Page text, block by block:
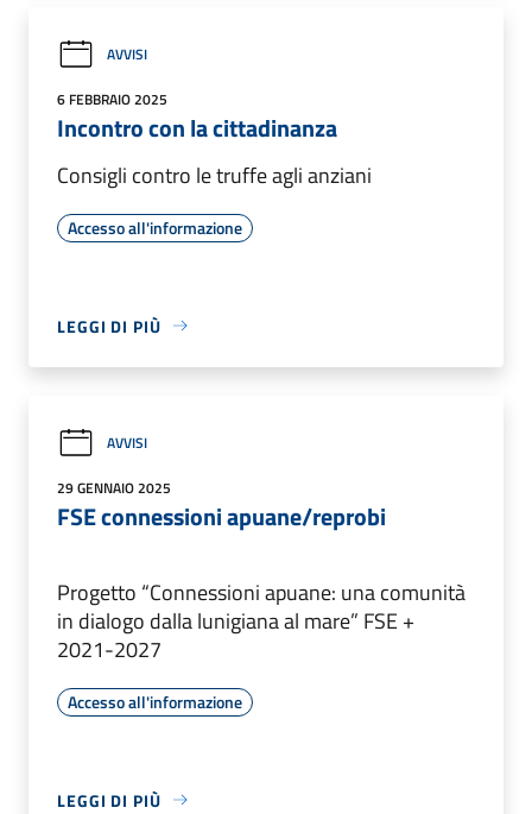
AVVISI
6 FEBBRAIO 2025
Incontro con la cittadinanza
Consigli contro le truffe agli anziani
Accesso all'informazione
LEGGI DI PIÙ
AVVISI
29 GENNAIO 2025
FSE connessioni apuane/reprobi
Progetto “Connessioni apuane: una comunità
in dialogo dalla lunigiana al mare” FSE +
2021-2027
Accesso all'informazione
LEGGI DI PIÙ